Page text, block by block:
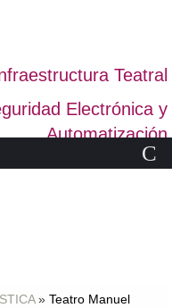
Teatral
Electrónica y
Automatización
C
» Teatro Manuel